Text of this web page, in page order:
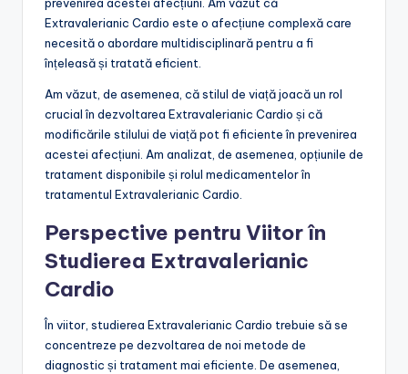
prevenirea acestei afecțiuni. Am văzut că
Extravalerianic Cardio este o afecțiune complexă care
necesită o abordare multidisciplinară pentru a fi
înțeleasă și tratată eficient.
Am văzut, de asemenea, că stilul de viață joacă un rol
crucial în dezvoltarea Extravalerianic Cardio și că
modificările stilului de viață pot fi eficiente în prevenirea
acestei afecțiuni. Am analizat, de asemenea, opțiunile de
tratament disponibile și rolul medicamentelor în
tratamentul Extravalerianic Cardio.
Perspective pentru Viitor în
Studierea Extravalerianic
Cardio
În viitor, studierea Extravalerianic Cardio trebuie să se
concentreze pe dezvoltarea de noi metode de
diagnostic și tratament mai eficiente. De asemenea,